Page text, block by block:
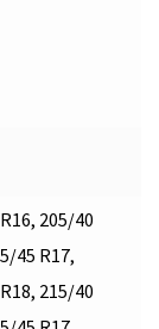
205/40
45 R17,
215/40